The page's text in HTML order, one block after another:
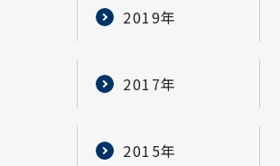
2019年
2017年
2015年